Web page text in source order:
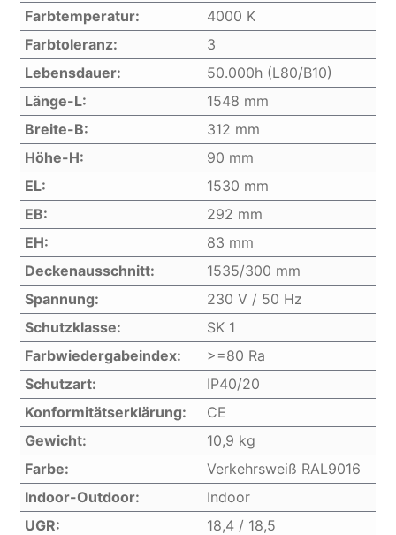
Farbtemperatur:
4000 K
Farbtoleranz:
3
Lebensdauer:
50.000h (L80/B10)
Länge-L:
1548 mm
Breite-B:
312 mm
Höhe-H:
90 mm
EL:
1530 mm
EB:
292 mm
EH:
83 mm
Deckenausschnitt:
1535/300 mm
Spannung:
230 V / 50 Hz
Schutzklasse:
SK 1
Farbwiedergabeindex:
>=80 Ra
Schutzart:
IP40/20
Konformitätserklärung:
CE
Gewicht:
10,9 kg
Farbe:
Verkehrsweiß RAL9016
Indoor-Outdoor:
Indoor
UGR:
18,4 / 18,5